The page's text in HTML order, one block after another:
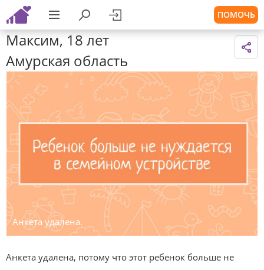
ПОМОЧЬ
Максим, 18 лет
Амурская область
Анкета удалена.
Анкета удалена, потому что этот ребенок больше не